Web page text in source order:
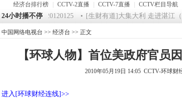
经济台排行榜 CCTV-2直播 CCTV-7直播 CCTV栏目导航
24小时播不停
《第一时间》 20120125 [生财有道]大集大利 走进湛江（下
中国网络电视台 >> 经济台 >> 正文
【环球人物】首位美政府官员
2010年05月19日 14:05 CCTV-环球财
进入[环球财经连线]>>